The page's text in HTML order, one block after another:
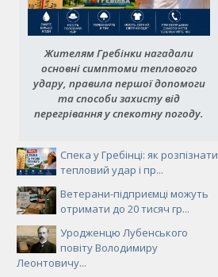
Жителям Гребінки нагадали
основні симптоми теплового
удару, правила першої допомоги
та способи захисту від
перегрівання у спекотну погоду.
Спека у Гребінці: як розпізнати
тепловий удар і пр...
Ветерани-підприємці можуть
отримати до 20 тисяч гр...
Уродженцю Лубенського
повіту Володимиру
Леонтовичу...